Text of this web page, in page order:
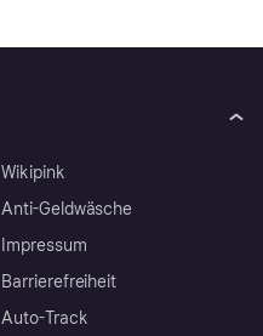
Wikipink
Anti-Geldwäsche
Impressum
Barrierefreiheit
Auto-Track